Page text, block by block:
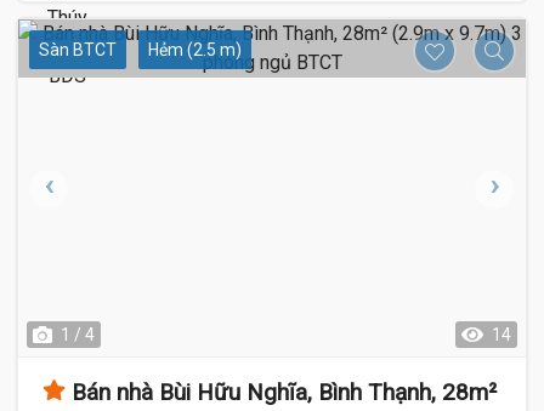
Sàn BTCT Hẻm (2.5 m)
1 / 4 14
Bán nhà Bùi Hữu Nghĩa, Bình Thạnh, 28m²